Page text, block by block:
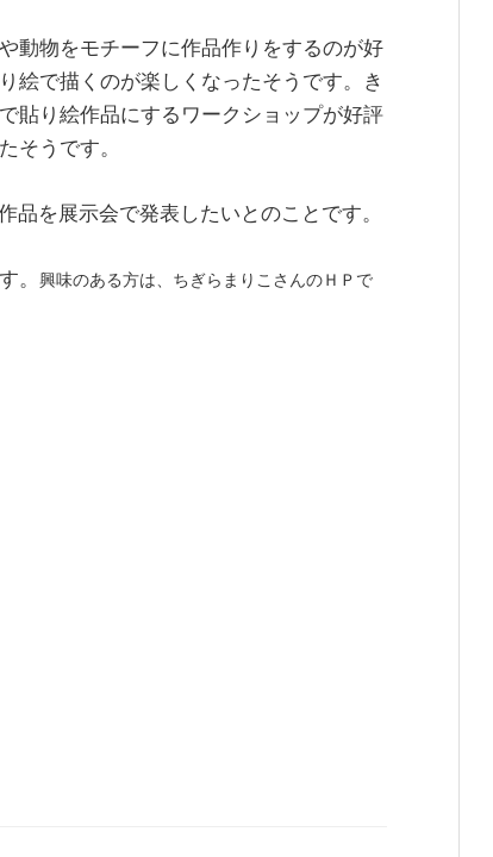
動物をモチーフに作品作りをするのが好
絵で描くのが楽しくなったそうです。き
貼り絵作品にするワークショップが好評
そうです。
を展示会で発表したいとのことです。
。
興味のある方は、ちぎらまりこさんのＨＰで